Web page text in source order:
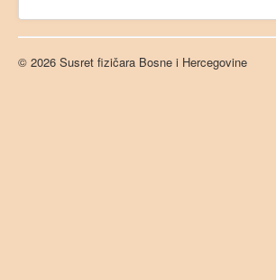
Kontakt
© 2026 Susret fizičara Bosne i Hercegovine